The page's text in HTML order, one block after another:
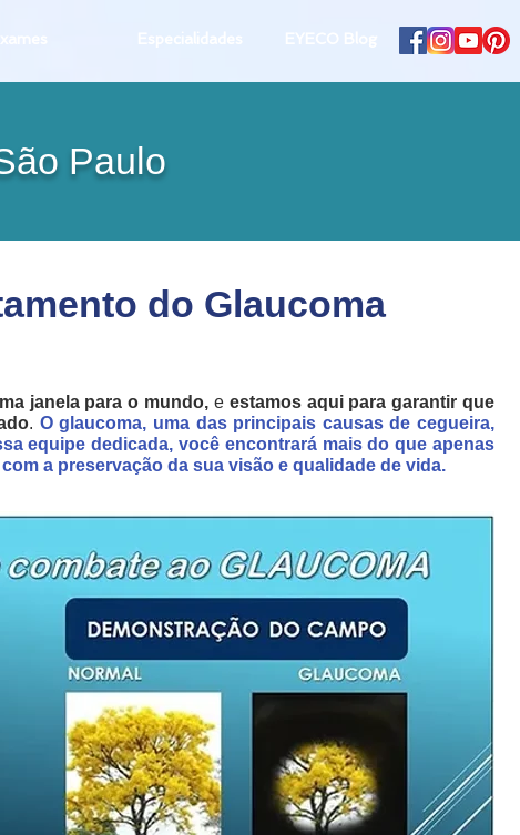
Especialidades EYECO Blog
Paulo
do Glaucoma
janela para o mundo, eestamos aqui para garantir que
. O glaucoma, uma das principais causas de cegueira,
equipe dedicada, você encontrará mais do que apenas
a preservação da sua visão e qualidade de vida.